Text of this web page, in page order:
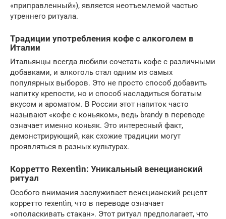
«приправленный»), является неотъемлемой частью
утреннего ритуала.
Традиции употребления кофе с алкоголем в
Италии
Итальянцы всегда любили сочетать кофе с различными
добавками, и алкоголь стал одним из самых
популярных выборов. Это не просто способ добавить
напитку крепости, но и способ насладиться богатым
вкусом и ароматом. В России этот напиток часто
называют «кофе с коньяком», ведь brandy в переводе
означает именно коньяк. Это интересный факт,
демонстрирующий, как схожие традиции могут
проявляться в разных культурах.
Корретто Rexentìn: Уникальный венецианский
ритуал
Особого внимания заслуживает венецианский рецепт
корретто rexentìn, что в переводе означает
«ополаскивать стакан». Этот ритуал предполагает, что